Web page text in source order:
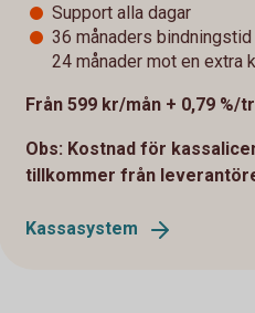
Support alla dagar
36 månaders
24 månader mot en extra
Från 599 kr/mån + 0,79 %/
Obs: Kostnad för
tillkommer från
Kassasystem